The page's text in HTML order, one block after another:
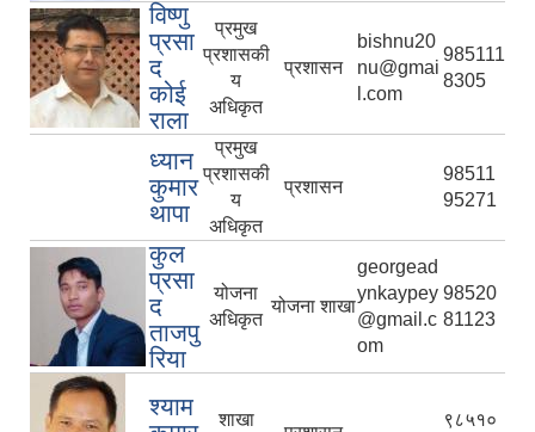
विष्णु
प्रसा
द
कोई
राला
प्रमुख
प्रशासकी
य
अधिकृत
प्रशासन
bishnu20
nu@gmai
l.com
985111
8305
ध्यान
कुमार
थापा
प्रमुख
प्रशासकी
य
अधिकृत
प्रशासन
98511
95271
कुल
प्रसा
द
ताजपु
रिया
योजना
अधिकृत
योजना शाखा
georgead
ynkaypey
@gmail.c
om
98520
81123
श्याम
शाखा
९८५१०